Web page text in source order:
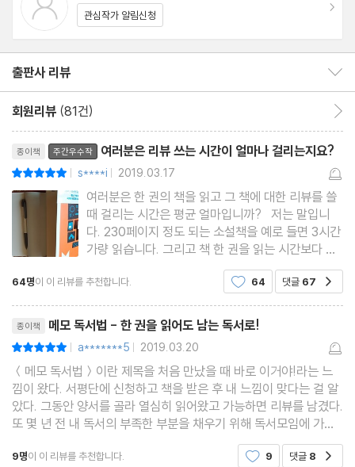
지 체계적이고 구체적인 방법들을 알려준다. 책을 읽고 나면 자연스
럽게 읽지 않던 사람에서 읽는 사람으로, 읽는 사람에서 쓰는 사람으
로 변하는 자신을 발견하게 될 것이다. 다양한 취미 활동을 거쳐 결
국에는 책 읽기와 쓰기로 정착했다는 저자처럼 독서야말로 큰돈 들
이지 않고 누구나 쉽게 시작할 수 있는 생산적인 활동이다. 어떤 일
을 시작하든 가성비부터 따지는 지금, 가성비 최고라 할 만한 메모
독서를 통해 인생이 달라지는 경험을 함께하기를 기대한다.
질문하고, 밑줄 치고, 답을 찾기
한눈에 파악하는 단계별 밑줄 치기
생각의 힘이 커지는 메모 독서
기록하지 않는 독서는 희미한 기억으로 남을 뿐
week 2 책에 메모하기
3장 | 독서 노트로 독서력을 키운다
메모 독서의 꽃, 독서 노트
독서 노트에 쓰면 좋은 일곱 가지
독서 노트에 필사를 해야 하는 이유
수십 권의 독서보다 한 권의 독서 노트가 삶을 바꾼다
독서 노트 다시 읽기로 또 다른 나를 만난다
원하는 삶으로 이끄는 ‘언어의 힘’
관심작가 알림신청
출판사 리뷰
회원리뷰 (81건)
종이책 주간우수작 여러분은 리뷰 쓰는 시간이 얼마나 걸리는지요?
| s****i | 2019.03.17
여러분은 한 권의 책을 읽고 그 책에 대한 리뷰를 쓸
때 걸리는 시간은 평균 얼마입니까? 저는 말입니
다. 230페이지 정도 되는 소설책을 예로 들면 3시간
가량 읽습니다. 그리고 책 한 권을 읽는 시간보다 리
뷰를 쓰는 시간이 더 많이 걸립니다. 한 권의 책을 읽
고 리뷰를 쓰는 시간이 장장 6시간 아니 어떤 경우에
네요. 말이
64명이 이 리뷰를 추천합니다. 64 댓글 67
종이책 메모 독서법 - 한 권을 읽어도 남는 독서로!
| a*******5 | 2019.03.20
＜메모 독서법＞이란 제목을 처음 만났을 때 바로 이거야!라는 느
낌이 왔다. 서평단에 신청하고 책을 받은 후 내 느낌이 맞다는 걸 알
았다. 그동안 양서를 골라 열심히 읽어왔고 가능하면 리뷰를 남겼다.
또 몇 년 전 내 독서의 부족한 부분을 채우기 위해 독서모임에 가입
해 다양한 책 읽기와 독서토론의 즐거움을 알게 되었다. 그럼에도 여
전히 남아 있는 미진한 내 독서의 정체를 몰라
9명이 이 리뷰를 추천합니다. 9 댓글 8